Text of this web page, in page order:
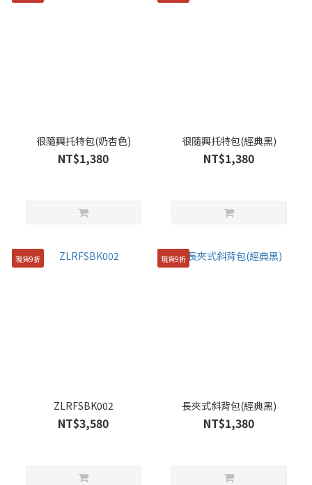
很隨興托特包(奶杏色)
NT$1,380
很隨興托特包(經典黑)
NT$1,380
現貨9折
ZLRFSBK002
NT$3,580
現貨9折
長夾式斜背包(經典黑)
NT$1,380